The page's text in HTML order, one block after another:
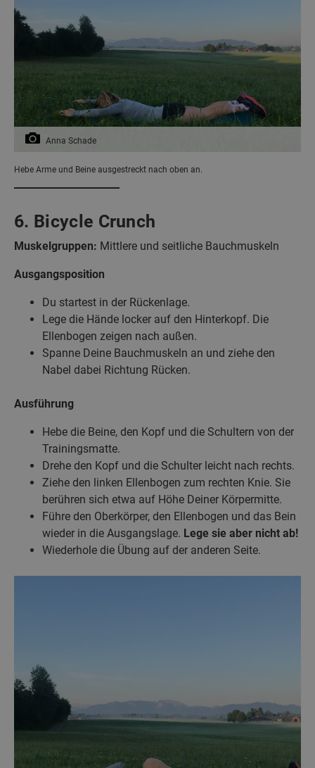
Anna Schade
Hebe Arme und Beine ausgestreckt nach oben an.
6. Bicycle Crunch
Muskelgruppen: Mittlere und seitliche Bauchmuskeln
Ausgangsposition
Du startest in der Rückenlage.
Lege die Hände locker auf den Hinterkopf. Die
Ellenbogen zeigen nach außen.
Spanne Deine Bauchmuskeln an und ziehe den
Nabel dabei Richtung Rücken.
Ausführung
Hebe die Beine, den Kopf und die Schultern von der
Trainingsmatte.
Drehe den Kopf und die Schulter leicht nach rechts.
Ziehe den linken Ellenbogen zum rechten Knie. Sie
berühren sich etwa auf Höhe Deiner Körpermitte.
Führe den Oberkörper, den Ellenbogen und das Bein
wieder in die Ausgangslage. Lege sie aber nicht ab!
Wiederhole die Übung auf der anderen Seite.